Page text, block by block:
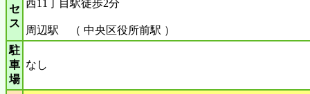
セ
ス
西11丁目駅徒歩2分
周辺駅 （ 中央区役所前駅 ）
駐
車
場
なし